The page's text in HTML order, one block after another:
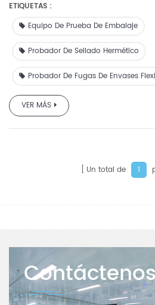
industrias de alimentos,
farmacéuticos, cuidado
ETIQUETAS :
Equipo De Prueba De Embalaje
Probador De Sellado Hermético
Probador De Fugas De Envases
VER MÁS
Un total de 1
Contáctenos